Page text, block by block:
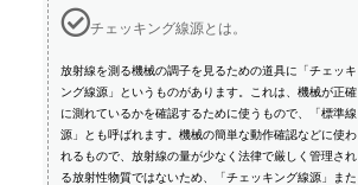
チェッキング線源とは。
放射線を測る機械の調子を見るための道具に「チェッキ
ング線源」というものがあります。これは、機械が正確
に測れているかを確認するために使うもので、「標準線
源」とも呼ばれます。機械の簡単な動作確認などに使わ
れるもので、放射線の量が少なく法律で厳しく管理され
る放射性物質ではないため、「チェッキング線源」また